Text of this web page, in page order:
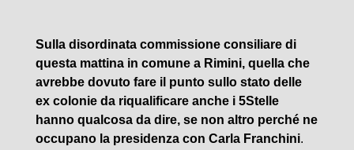
Sulla disordinata commissione consiliare di
questa mattina in comune a Rimini, quella che
avrebbe dovuto fare il punto sullo stato delle
ex colonie da riqualificare anche i 5Stelle
hanno qualcosa da dire, se non altro perché ne
occupano la presidenza con Carla Franchini.